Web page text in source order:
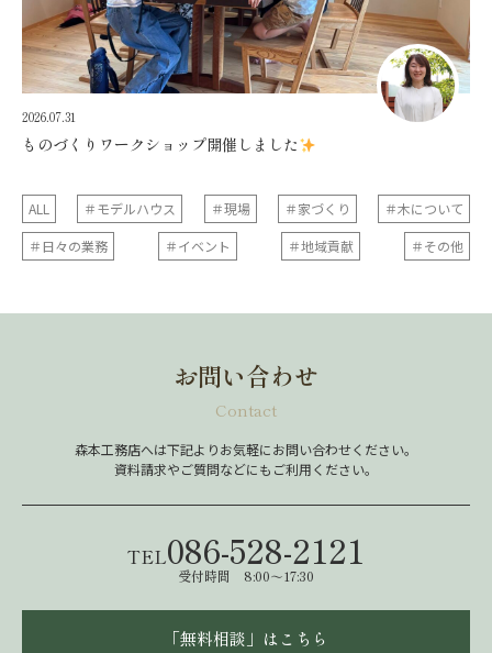
2026.07.31
ものづくりワークショップ開催しました
ALL ＃モデルハウス ＃現場 ＃家づくり
＃木について
＃日々の業務
＃イベント ＃地域貢献 ＃その他
お問い合わせ
Contact
森本工務店へは下記よりお気軽にお問い合わせください。
資料請求やご質問などにもご利用ください。
TEL086-528-2121
受付時間 8:00～17:30
「無料相談」はこちら